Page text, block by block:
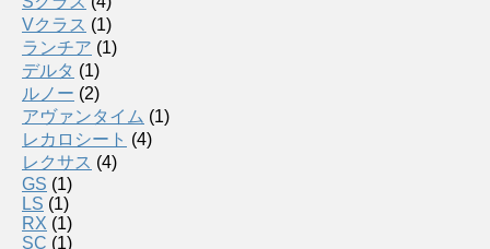
Vクラス (1)
ランチア (1)
デルタ (1)
ルノー (2)
アヴァンタイム (1)
レカロシート (4)
レクサス (4)
GS (1)
LS (1)
RX (1)
SC (1)